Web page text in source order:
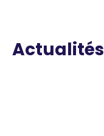
Actualités